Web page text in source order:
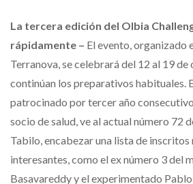
La tercera edición del Olbia
rápidamente – El evento, organizado
Terranova, se celebrará del 12 al 19
continúan los preparativos habituales.
patrocinado por tercer año
socio de salud, ve al actual número 72
Tabilo, encabezar una lista de
interesantes, como el ex número 3 del
Basavareddy y el experimentado